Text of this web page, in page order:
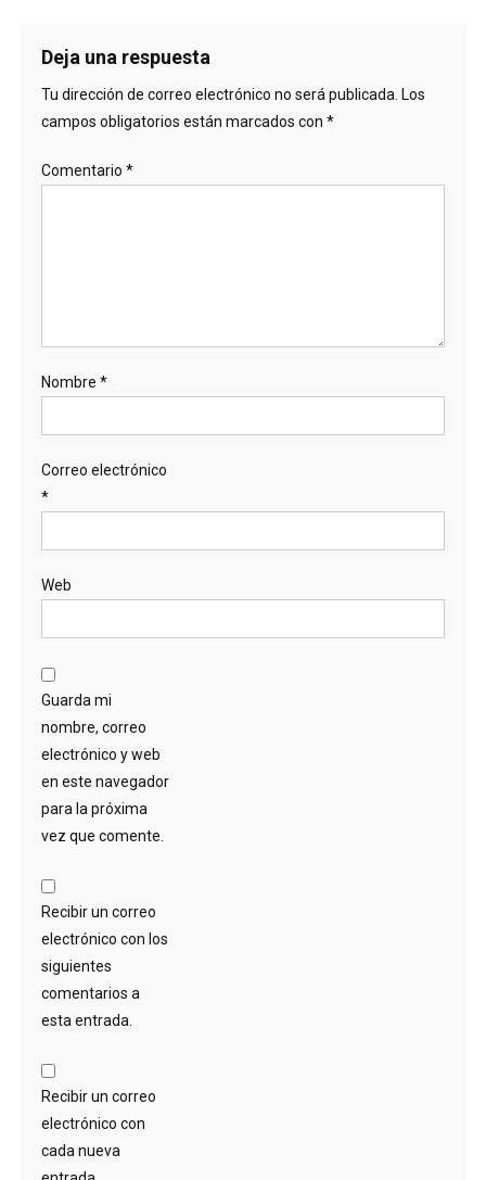
Deja una respuesta
Tu dirección de correo electrónico no será publicada. Los
campos obligatorios están marcados con *
Comentario *
Nombre *
Correo electrónico
*
Web
Guarda mi
nombre, correo
electrónico y web
en este navegador
para la próxima
vez que comente.
Recibir un correo
electrónico con los
siguientes
comentarios a
esta entrada.
Recibir un correo
electrónico con
cada nueva